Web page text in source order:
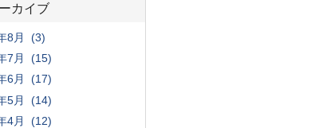
カイブ
8月 (3)
7月 (15)
6月 (17)
5月 (14)
4月 (12)